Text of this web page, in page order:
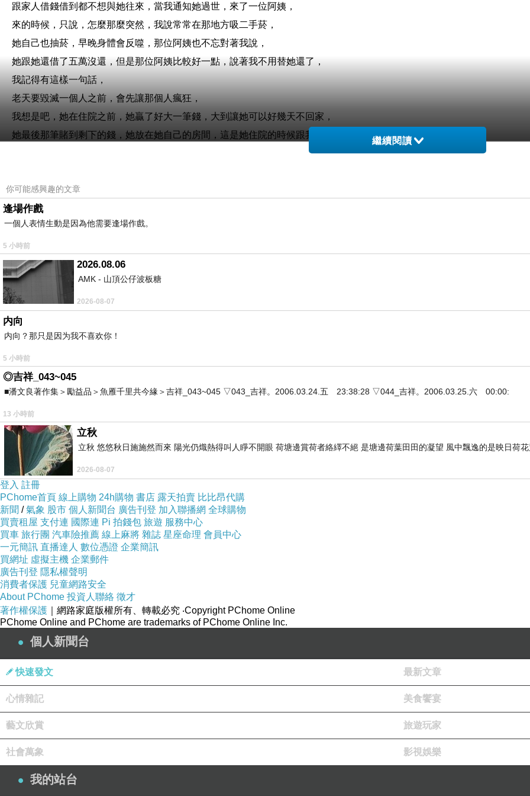
跟家人借錢借到都不想與她往來，當我通知她過世，來了一位阿姨，
來的時候，只說，怎麼那麼突然，我說常常在那地方吸二手菸，
她自己也抽菸，早晚身體會反噬，那位阿姨也不忘對著我說，
她跟她還借了五萬沒還，但是那位阿姨比較好一點，說著我不用替她還了，
我記得有這樣一句話，
老天要毀滅一個人之前，會先讓那個人瘋狂，
我想是吧，她在住院之前，她贏了好大一筆錢，大到讓她可以好幾天不回家，
她最後那筆賭到剩下的錢，她放在她自己的房間，這是她住院的時候跟我說的，
一切都結束了，那筆錢，也全都用在她自己身上了，
也許那男人，也在肖想她那筆吧!
但一切都沒有了，也結束了，也許我說的有點冷淡，甚至有點不孝，
但是這一切，我也做到足了，我也很難過，
沒有哭，也不代表我不難過，有時我在想，
人這一生，最後留下的，不是錢，不是誰對誰錯，
而是那一瞬間，願不願意被原諒。
我沒有特別去怪她，也沒有特別去懷念，
只是覺得，終於都安靜了。
電話不會再有她打來要錢，像個無底洞，
也不會因她又去借高貸
要我幫她還錢，
那間屋子，也終於回家時候，不用再聞到菸味。
回家收拾她的屋子時候，我在她房間點了盞燈，不為祈福，只是想讓那道光，
在夜裡，也能照見一個名字的結束。
我想，這樣就夠了。
我的日子依然繼續，努力工作
我依舊要還，她結束了她的一切
但是也終於能看到一個盡頭，而不是沒完沒了。
繼續閱讀
你可能感興趣的文章
逢場作戲
一個人表情生動是因為他需要逢場作戲。
5 小時前
2026.08.06
AMK - 山頂公仔波板糖
2026-08-07
内向
内向？那只是因为我不喜欢你！
5 小時前
◎吉祥_043~045
■潘文良著作集＞勵益品＞魚雁千里共今緣＞吉祥_043~045 ▽043_吉祥。2006.03.24.五 23:38:28 ▽044_吉祥。2006.03.25.六 00:00:
13 小時前
立秋
立秋 悠悠秋日施施然而來 陽光仍熾熱得叫人睜不開眼 荷塘邊賞荷者絡繹不絕 是塘邊荷葉田田的凝望 風中飄逸的是映日荷
2026-08-07
登入 註冊
PChome首頁 線上購物 24h購物 書店 露天拍賣 比比昂代購
新聞 /氣象 股市 個人新聞台 廣告刊登 加入聯播網 全球購物
買賣租屋 支付連 國際連 Pi 拍錢包 旅遊 服務中心
買車 旅行團 汽車險推薦 線上麻將 雜誌 星座命理 會員中心
一元簡訊 直播達人 數位憑證 企業簡訊
買網址 虛擬主機 企業郵件
廣告刊登 隱私權聲明
消費者保護 兒童網路安全
About PChome 投資人聯絡 徵才
著作權保護 ｜網路家庭版權所有、轉載必究 ‧Copyright PChome Online
PChome Online and PChome are trademarks of PChome Online Inc.
個人新聞台
快速發文 最新文章
心情雜記 美食饗宴
藝文欣賞 旅遊玩家
社會萬象 影視娛樂
我的站台